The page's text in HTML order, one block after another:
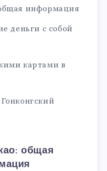
информация
деньги с собой
картами в
общая